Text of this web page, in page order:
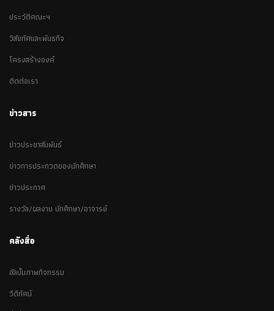
ประวัติคณะฯ
วิสัยทัศและพันธกิจ
โครงสร้างองค์
ติดต่อเรา
ข่าวสาร
ข่าวประชาสัมพันธ์
ข่าวการประกวดของนักศึกษา
ข่าวประกาศ
รางวัล/ผลงาน นักศึกษา/อาจารย์
คลังสื่อ
อัลบั้มภาพกิจกรรม
วีดีทัศน์